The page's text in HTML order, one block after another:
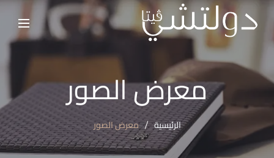
معرض الصور
الرئيسية معرض الصور